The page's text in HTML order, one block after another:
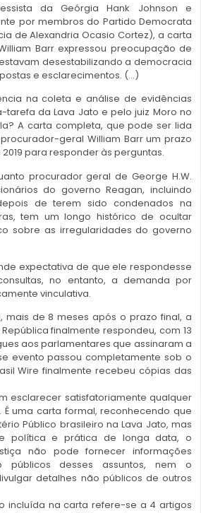
da Geórgia Hank Johnson e
por membros do Partido Democrata
de Alexandria Ocasio Cortez), a carta
Barr expressou preocupação de
desestabilizando a democracia
e esclarecimentos. (…)
na coleta e análise de evidências
da Lava Jato e pelo juiz Moro no
A carta completa, que pode ser lida
geral William Barr um prazo
para responder às perguntas.
procurador geral de George H.W.
do governo Reagan, incluindo
de terem sido condenados na
tem um longo histórico de ocultar
sobre as irregularidades do governo
expectativa de que ele respondesse
no entanto, a demanda por
vinculativa.
mais de 8 meses após o prazo final, a
finalmente respondeu, com 13
aos parlamentares que assinaram a
evento passou completamente sob o
Wire finalmente recebeu cópias das
esclarecer satisfatoriamente qualquer
É uma carta formal, reconhecendo que
Público brasileiro na Lava Jato, mas
política e prática de longa data, o
não pode fornecer informações
públicos desses assuntos, nem o
detalhes não públicos de outros
incluída na carta refere-se a 4 artigos